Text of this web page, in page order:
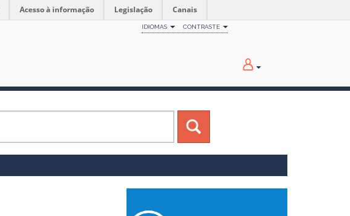
Acesso à informação Legislação Canais
IDIOMAS CONTRASTE